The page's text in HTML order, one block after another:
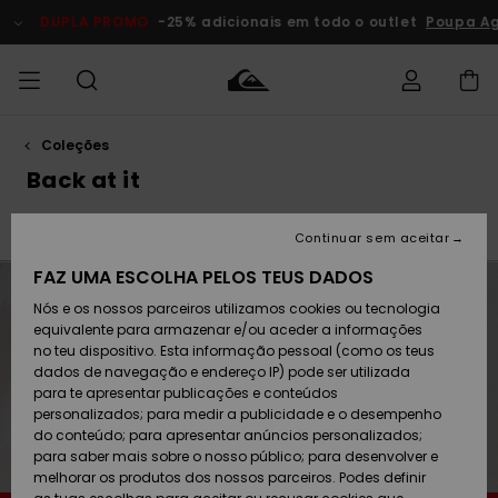
da
produtos
PROMO -25% adicionais em todo o outlet Poupa Agora
HOMEM
Calçado e
chinelos
Surfe/água
Snow
MENINO
Calçado e
chinelos
Surfe/água
Neve
MULHER
chegados
Highlights
Snow
SURF
Crianças
Highlights
Community
SNOW
Artigos
Criança
Snow Shop
Feminino
Highlights
DUPLA
PROMO
Criança
Outlet
Mulher
Devoluções
Pagamento
Cartão
presente
Quiksilver
Coleções
Back at it
Bob Marley x Quiksilver Q.S.T.R
FAZ UMA ESCOLHA PELOS TEUS DADOS
Nós e os nossos parceiros utilizamos cookies ou tecnologia
equivalente para armazenar e/ou aceder a informações
no teu dispositivo. Esta informação pessoal (como os teus
dados de navegação e endereço IP) pode ser utilizada
para te apresentar publicações e conteúdos
personalizados; para medir a publicidade e o desempenho
do conteúdo; para apresentar anúncios personalizados;
para saber mais sobre o nosso público; para desenvolver e
melhorar os produtos dos nossos parceiros. Podes definir
Continuar sem aceitar